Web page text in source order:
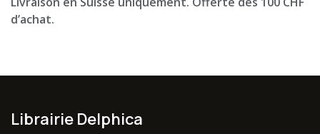
d’achat.
Librairie Delphica